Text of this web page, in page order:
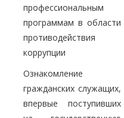
профессиональным
программам в области
противодействия
коррупции
Ознакомление
гражданских служащих,
впервые поступивших